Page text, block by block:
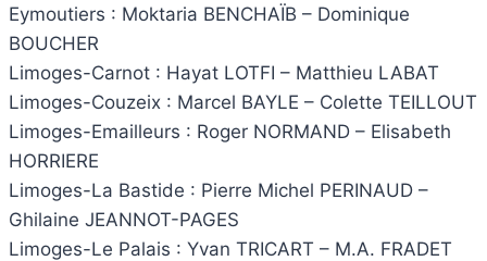
Eymoutiers : Moktaria BENCHAÏB – Dominique
BOUCHER
Limoges-Carnot : Hayat LOTFI – Matthieu LABAT
Limoges-Couzeix : Marcel BAYLE – Colette TEILLOUT
Limoges-Emailleurs : Roger NORMAND – Elisabeth
HORRIERE
Limoges-La Bastide : Pierre Michel PERINAUD –
Ghilaine JEANNOT-PAGES
Limoges-Le Palais : Yvan TRICART – M.A. FRADET